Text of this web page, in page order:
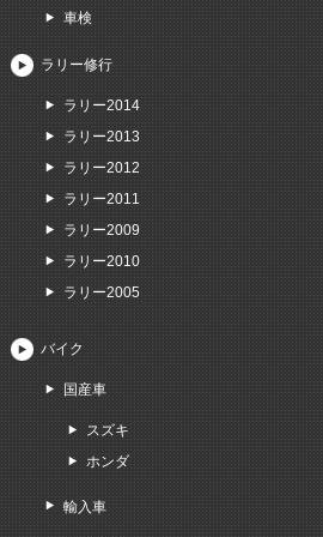
車検
ラリー修行
ラリー2014
ラリー2013
ラリー2012
ラリー2011
ラリー2009
ラリー2010
ラリー2005
バイク
国産車
スズキ
ホンダ
輸入車